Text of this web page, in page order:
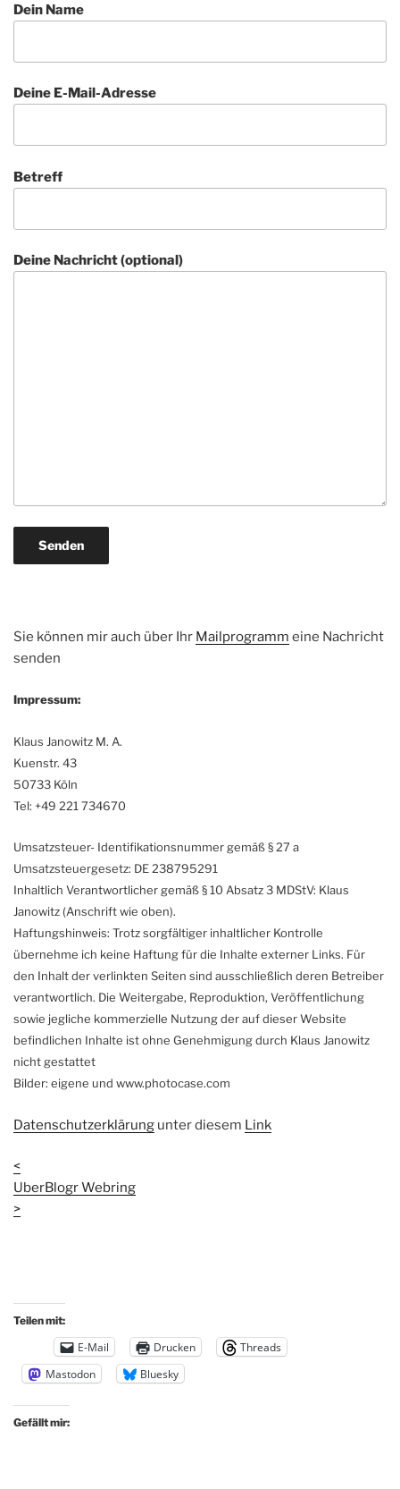
Dein Name
Deine E-Mail-Adresse
Betreff
Deine Nachricht (optional)
Sie können mir auch über Ihr Mailprogramm eine Nachricht
senden
Impressum:
Klaus Janowitz M. A.
Kuenstr. 43
50733 Köln
Tel: +49 221 734670
Umsatzsteuer- Identifikationsnummer gemäß § 27 a
Umsatzsteuergesetz: DE 238795291
Inhaltlich Verantwortlicher gemäß § 10 Absatz 3 MDStV: Klaus
Janowitz (Anschrift wie oben).
Haftungshinweis: Trotz sorgfältiger inhaltlicher Kontrolle
übernehme ich keine Haftung für die Inhalte externer Links. Für
den Inhalt der verlinkten Seiten sind ausschließlich deren Betreiber
verantwortlich. Die Weitergabe, Reproduktion, Veröffentlichung
sowie jegliche kommerzielle Nutzung der auf dieser Website
befindlichen Inhalte ist ohne Genehmigung durch Klaus Janowitz
nicht gestattet
Bilder: eigene und www.photocase.com
Datenschutzerklärung unter diesem Link
<
UberBlogr Webring
>
Teilen mit:
E-Mail Drucken
Threads
Mastodon
Bluesky
Gefällt mir: